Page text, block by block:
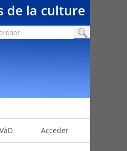
de la culture
Acceder